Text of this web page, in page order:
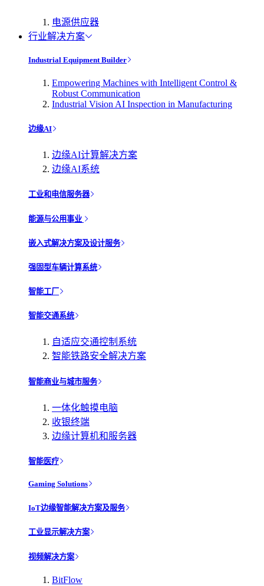
电源供应器
行业解决方案
Industrial Equipment Builder
Empowering Machines with Intelligent Control &
Robust Communication
Industrial Vision AI Inspection in Manufacturing
边缘AI
边缘AI计算解决方案
边缘AI系统
工业和电信服务器
能源与公用事业
嵌入式解决方案及设计服务
强固型车辆计算系统
智能工厂
智能交通系统
自适应交通控制系统
智能铁路安全解决方案
智能商业与城市服务
一体化触摸电脑
收银终端
边缘计算机和服务器
智能医疗
Gaming Solutions
IoT边缘智能解决方案及服务
工业显示解决方案
视频解决方案
BitFlow